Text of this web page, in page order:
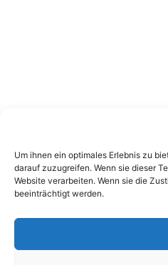
Um ihnen ein optimales Erlebnis zu
darauf zuzugreifen. Wenn sie dieser
Website verarbeiten. Wenn sie die
beeinträchtigt werden.